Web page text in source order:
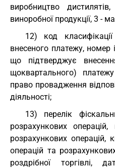
виробництво
виноробної продукції, 3 -
12) код
внесеного платежу, номер
що підтверджує
щоквартального)
право провадження
діяльності;
13) перелік
розрахункових операцій,
розрахункових операцій,
операцій та
роздрібної торгівлі,